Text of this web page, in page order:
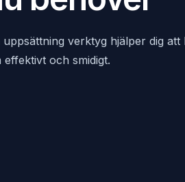
verktyg hjälper dig att
och smidigt.